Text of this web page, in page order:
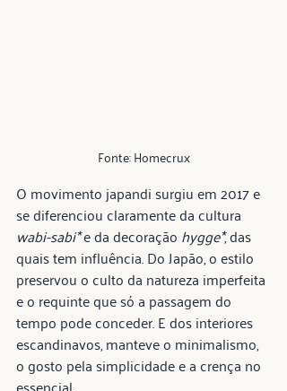
Fonte: Homecrux
O movimento japandi surgiu em 2017 e
se diferenciou claramente da cultura
wabi-sabi* e da decoração hygge*, das
quais tem influência. Do Japão, o estilo
preservou o culto da natureza imperfeita
e o requinte que só a passagem do
tempo pode conceder. E dos interiores
escandinavos, manteve o minimalismo,
o gosto pela simplicidade e a crença no